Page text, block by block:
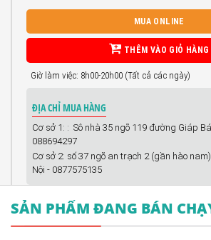
MUA ONLINE
THÊM VÀO GIỎ HÀNG
Giờ làm việc: 8h00-20h00 (Tất cả các ngày)
ĐỊA CHỈ MUA HÀNG
Cơ sở 1: : Sô nhà 35 ngõ 119 đường Giáp
088694297
Cơ sở 2: số 37 ngõ an trạch 2 (gần hào
Nội - 0877575135
SẢN PHẨM ĐANG BÁN